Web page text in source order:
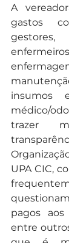
A
gastos
insumos
médico/
trazer
UPA CIC,
pagos aos
entre